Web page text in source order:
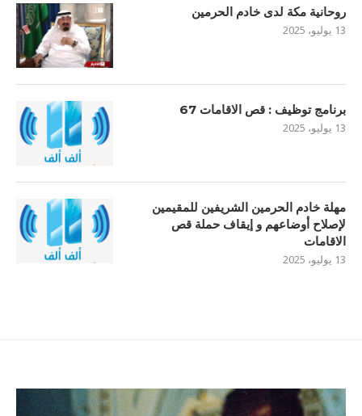
روحانية مكة لدى خادم الحرمين
13 يوليو، 2025
برنامج توظيف : قص الاقامات 67
13 يوليو، 2025
مهلة خادم الحرمين الشريفين للمقيمين
لإصلاح أوضاعهم و إيقاف حملة قص
الاقامات
13 يوليو، 2025